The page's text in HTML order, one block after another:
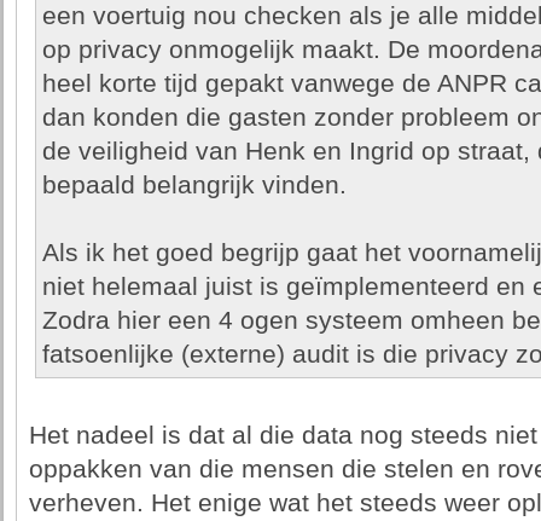
een voertuig nou checken als je alle
op privacy onmogelijk maakt. De
heel korte tijd gepakt vanwege de ANPR
dan konden die gasten zonder probleem
de veiligheid van Henk en Ingrid op
bepaald belangrijk vinden.
Als ik het goed begrijp gaat het
niet helemaal juist is geïmplementeerd en
Zodra hier een 4 ogen systeem omheen
fatsoenlijke (externe) audit is die privacy
Het nadeel is dat al die data nog steeds
oppakken van die mensen die stelen en
verheven. Het enige wat het steeds weer